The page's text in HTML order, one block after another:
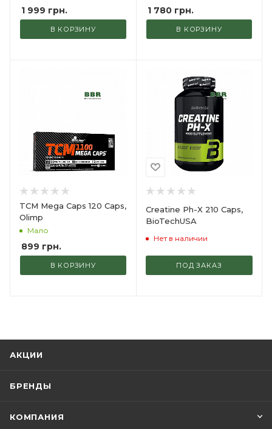
1 999 грн.
В КОРЗИНУ
1 780грн.
В КОРЗИНУ
TCM Mega Caps 120 Сaps,
Olimp
Мало
899 грн.
В КОРЗИНУ
Creatine Ph-X 210 Caps,
BioTechUSA
Нет в наличии
ПОД ЗАКАЗ
АКЦИИ
БРЕНДЫ
КОМПАНИЯ